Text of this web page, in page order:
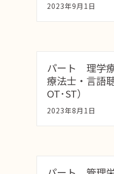
2023年9月1日
パート 理学
療法士・言語
OT･ST）
2023年8月1日